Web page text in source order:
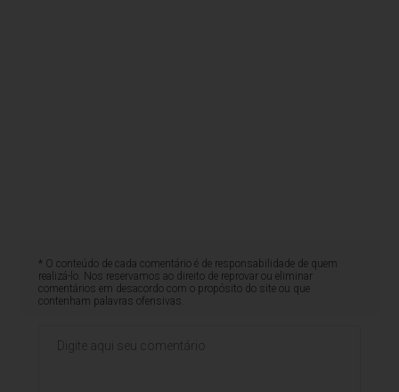
* O conteúdo de cada comentário é de responsabilidade de quem
realizá-lo. Nos reservamos ao direito de reprovar ou eliminar
comentários em desacordo com o propósito do site ou que
contenham palavras ofensivas.